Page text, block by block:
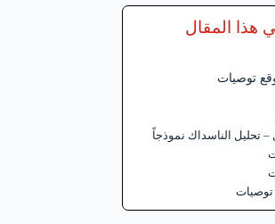
هذا المقال
توصيات
تحليل الناسداك نموذجاً
توصيات